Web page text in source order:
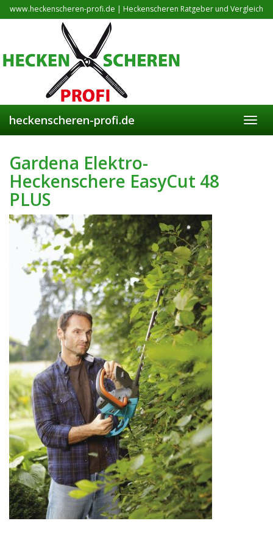
Skip
to
www.heckenscheren-profi.de | Heckenscheren Ratgeber und Vergleich
heckenscheren-profi.de
Gardena Elektro-
Heckenschere EasyCut 48
PLUS